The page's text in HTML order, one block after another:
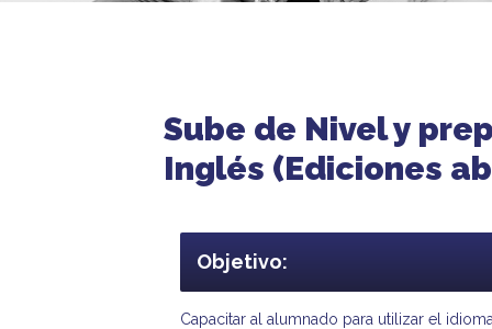
Sube de Nivel y
Inglés (Ediciones
Objetivo:
Capacitar al alumnado para utilizar el